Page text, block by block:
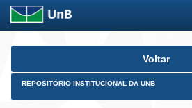
Skip
Voltar
REPOSITÓRIO INSTITUCIONAL DA UNB